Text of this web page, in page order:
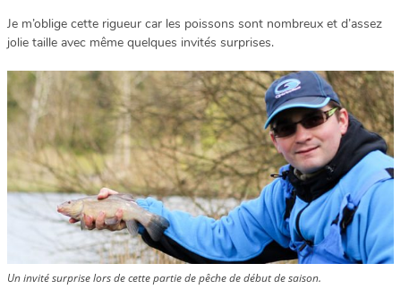
Je m’oblige cette rigueur car les poissons sont nombreux et d’assez
jolie taille avec même quelques invités surprises.
Un invité surprise lors de cette partie de pêche de début de saison.